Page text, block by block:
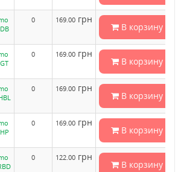
0 169.00 грн
В корзину
0 169.00 грн
В корзину
0 169.00 грн
В корзину
0 169.00 грн
В корзину
0 122.00 грн
В корзину